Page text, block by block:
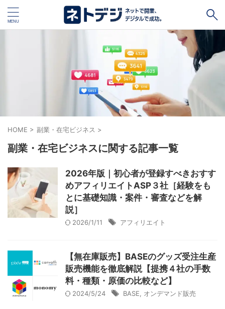
タグ
Square BASE STORES
無料ネットショップ
予約管理システム Shopify
ペライチ キャッシュレス決済端末１vs１ ジンドゥー
POSレジ スマレジ カラーミーショップ Wix
楽天ペイ stera pack WordPress
ハンドメイド販売
makeshop 無料ビジネスツール
イージーマイショップ ネットショップ開業準備
HOME > 副業・在宅ビジネス >
副業・在宅ビジネスに関する記事一覧
2026年版｜初心者が登録すべきおすす
めアフィリエイトASP３社［経験をも
とに基礎知識・案件・審査などを解
説］
2026/1/11 アフィリエイト
【無在庫販売】BASEのグッズ受注生産
販売機能を徹底解説【提携４社の手数
料・種類・原価の比較など】
2024/5/24 BASE オンデマンド販売